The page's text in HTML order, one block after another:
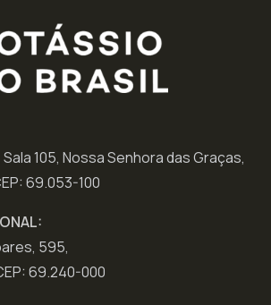
Sala 105, Nossa Senhora das Graças,
69.053-100
595,
69.240-000